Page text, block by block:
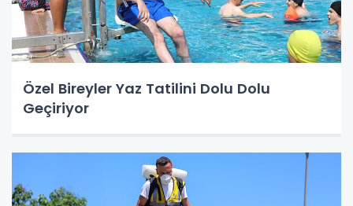
Özel Bireyler Yaz Tatilini Dolu Dolu
Geçiriyor